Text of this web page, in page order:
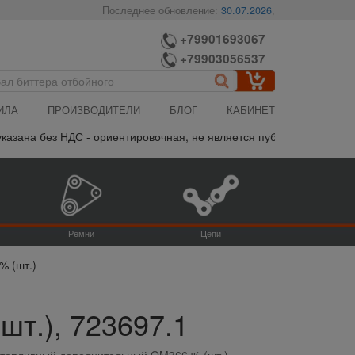
Последнее обновление:30.07.2026,
+79901693067
+79903056537
ПРОИЗВОДИТЕЛИ БЛОГ КАБИНЕТ
без НДС - ориентировочная, не является публичной
Ремни Цепи
(шт.)
723697.1